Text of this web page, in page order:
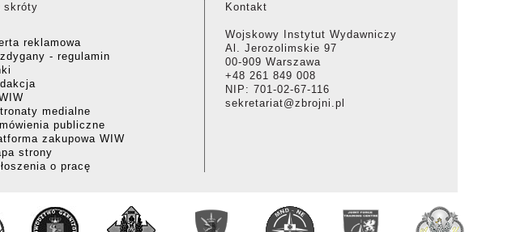
skróty
reklamowa
- regulamin
medialne
publiczne
zakupowa WIW
strony
o pracę
Kontakt
Wojskowy Instytut Wydawniczy
Al. Jerozolimskie 97
00-909 Warszawa
+48 261 849 008
NIP: 701-02-67-116
sekretariat@zbrojni.pl